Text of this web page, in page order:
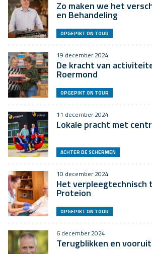
Zo maken we het
en Behandeling
OPGEPIKT ON TOUR
19 december 2024
De kracht van
Roermond
OPGEPIKT ON TOUR
11 december 2024
Lokale pracht met
ACHTER DE SCHERMEN
10 december 2024
Het verpleegtechnisch
Proteion
OPGEPIKT ON TOUR
6 december 2024
Terugblikken en